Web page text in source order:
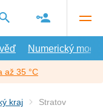
Numerický model
až 35 °C
kraj Stratov